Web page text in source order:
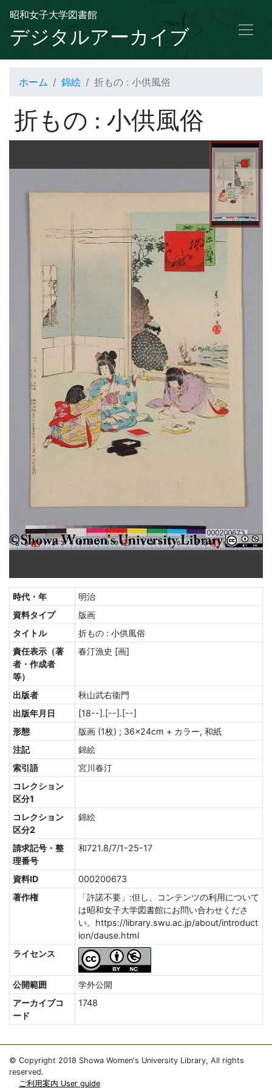
昭和女子大学図書館
デジタルアーカイブ
ホーム 錦絵 折もの : 小供風俗
折もの : 小供風俗
時代・年
明治
資料タイプ
版画
タイトル
折もの : 小供風俗
責任表示（著
者・作成者
等）
春汀漁史 [画]
出版者
秋山武右衞門
出版年月日
[18--].[--].[--]
形態
版画 (1枚) ; 36×24cm + カラー, 和紙
注記
錦絵
索引語
宮川春汀
コレクション
区分1
コレクション
区分2
錦絵
請求記号・整
理番号
和721.8/7/1-25-17
資料ID
000200673
著作権
「許諾不要」:但し、コンテンツの利用について
は昭和女子大学図書館にお問い合わせくださ
い。https://library.swu.ac.jp/about/introduct
ion/dause.html
ライセンス
公開範囲
学外公開
アーカイブコ
ード
1748
© Copyright 2018 Showa Women's University Library, All rights
reserved.
ご利用案内 User guide